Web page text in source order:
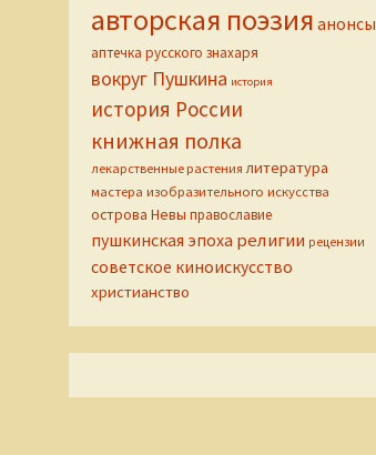
Софья Палеолог
авторская поэзия анонсы
аптечка русского знахаря
вокруг Пушкина история
история России
книжная полка
лекарственные растения литература
мастера изобразительного искусства
острова Невы православие
пушкинская эпоха религии рецензии
советское киноискусство
христианство